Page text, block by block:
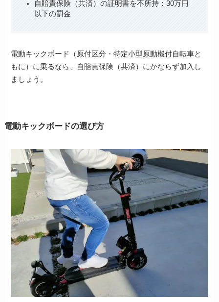
自賠責保険（共済）の証明書を不所持：30万円
以下の罰金
電動キックボード（原付区分・特定小型原動機付自転車と
もに）に乗るなら、自賠責保険（共済）にかならず加入し
ましょう。
電動キックボードの選び方